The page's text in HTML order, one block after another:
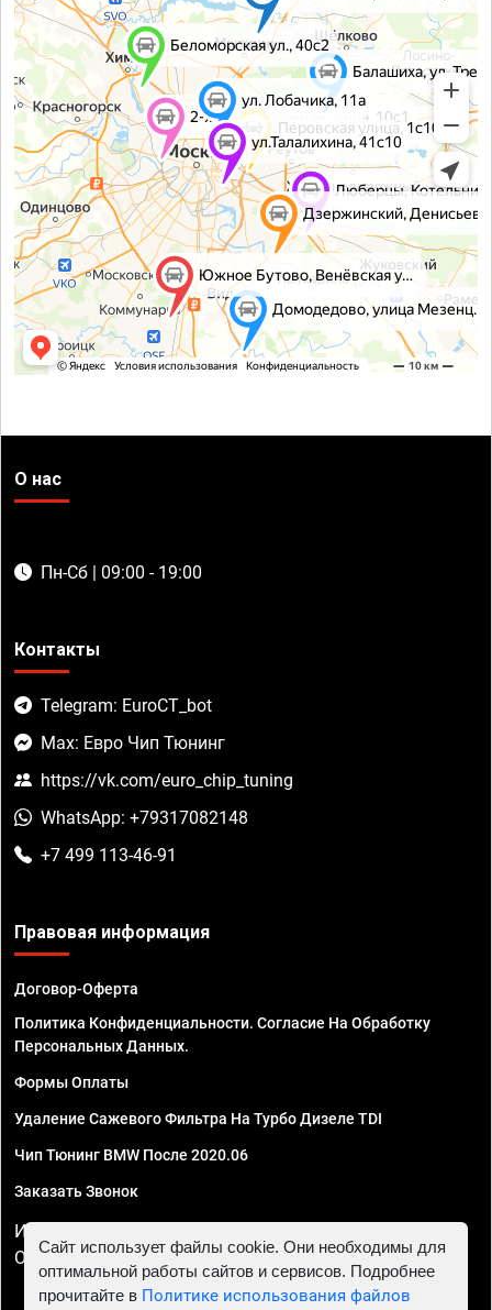
О нас
Пн-Сб | 09:00 - 19:00
Контакты
Telegram: EuroCT_bot
Max: Евро Чип Тюнинг
https://vk.com/euro_chip_tuning
WhatsApp: +79317082148
+7 499 113-46-91
Правовая информация
Договор-Оферта
Политика Конфиденциальности. Согласие На Обработку
Персональных Данных.
Формы Оплаты
Удаление Сажевого Фильтра На Турбо Дизеле TDI
Чип Тюнинг BMW После 2020.06
Заказать Звонок
ИП Смирнов Георгий Павлович. ИНН 781302555843,
ОГРНИП 324470400032610
Сайт использует файлы cookie. Они необходимы для
оптимальной работы сайтов и сервисов. Подробнее
прочитайте в Политике использования файлов